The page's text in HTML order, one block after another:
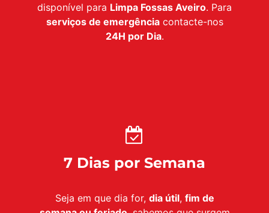
disponível para Limpa Fossas Aveiro. Para
serviços de emergênciacontacte-nos
24H por Dia.
7 Dias por Semana
Seja em que dia for, dia útil, fim de